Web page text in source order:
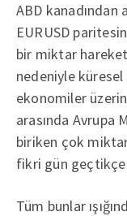
ABD kanadından
EURUSD
bir miktar
nedeniyle
ekonomiler
arasında Avrupa
biriken çok
fikri gün geçtikçe
Tüm bunlar